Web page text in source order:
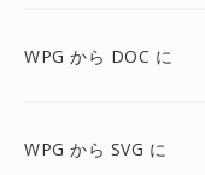
WPG から DOC に
WPG から SVG に